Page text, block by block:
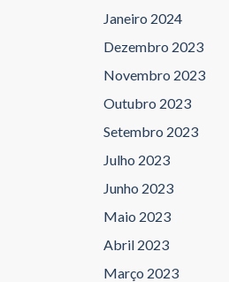
Janeiro 2024
Dezembro 2023
Novembro 2023
Outubro 2023
Setembro 2023
Julho 2023
Junho 2023
Maio 2023
Abril 2023
Março 2023